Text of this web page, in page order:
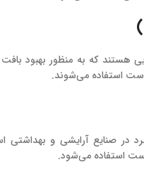
هستند که به منظور بهبود
استفاده می‌شوند.
در صنایع آرایشی و
استفاده می‌شود.